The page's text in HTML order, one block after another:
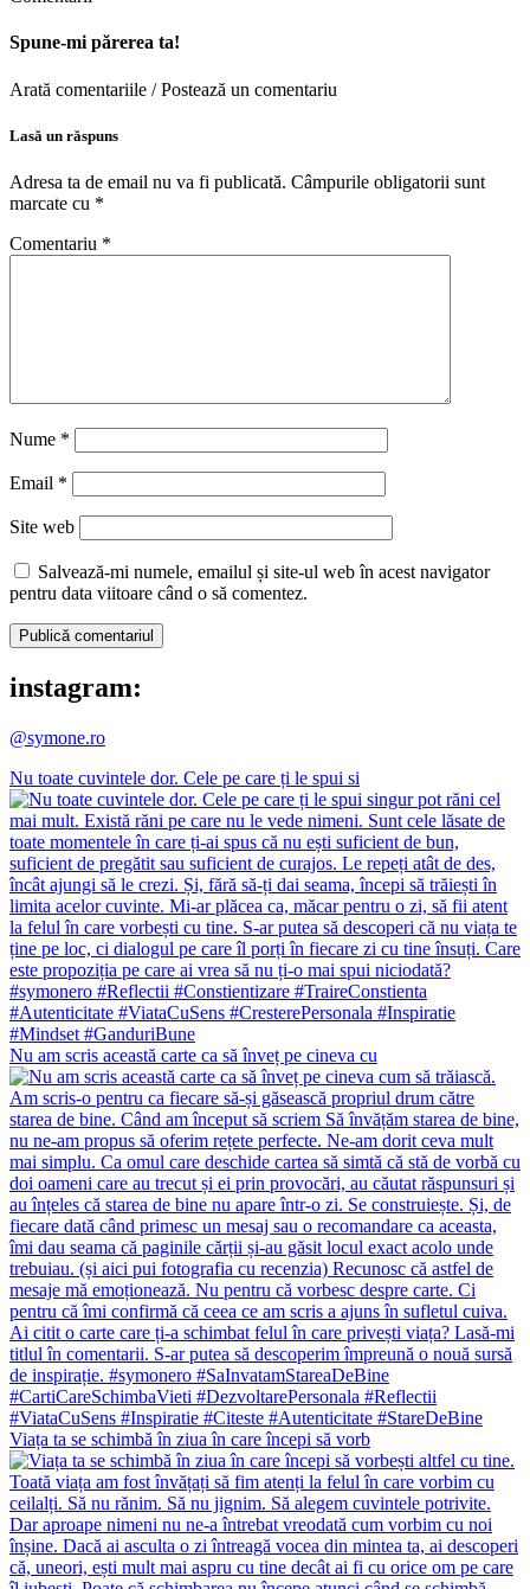
Spune-mi părerea ta!
Arată comentariile / Postează un comentariu
Lasă un răspuns
Adresa ta de email nu va fi publicată. Câmpurile obligatorii sunt
marcate cu *
Comentariu *
Nume *
Email *
Site web
Salvează-mi numele, emailul și site-ul web în acest navigator
pentru data viitoare când o să comentez.
instagram:
@symone.ro
Nu toate cuvintele dor. Cele pe care ți le spui si
Nu am scris această carte ca să înveț pe cineva cu
Viața ta se schimbă în ziua în care începi să vorb